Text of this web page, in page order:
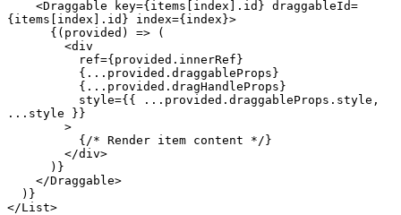
{items[index].id} index={index}>
      {(provided) => (
        <div
          ref={provided.innerRef}
          {...provided.draggableProps}
          {...provided.dragHandleProps}
...style }}
        >
          {/* Render item content */}
        </div>
      )}
    </Draggable>
  )}
</List>